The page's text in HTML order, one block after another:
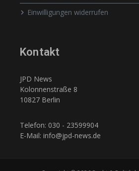
Einwilligungen widerrufen
Kontakt
JPD News
Kolonnenstraße 8
10827 Berlin
Telefon: 030 - 23599904
E-Mail: info@jpd-news.de